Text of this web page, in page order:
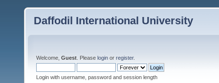
Daffodil International University
Welcome, Guest . Please login or register.
Login with username, password and session length